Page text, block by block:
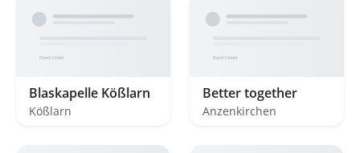
Blaskapelle Kößlarn
Kößlarn
Better together
Anzenkirchen